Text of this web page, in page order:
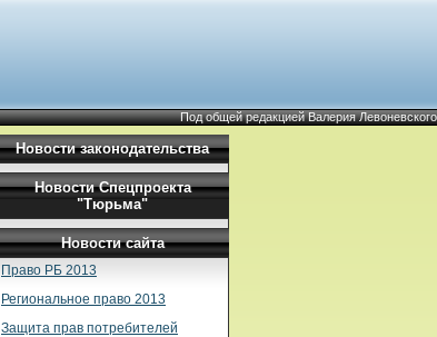
Под общей редакцией Валерия Левоневского
Новости законодательства
Новости Спецпроекта
"Тюрьма"
Новости сайта
Право РБ 2013
Региональное право 2013
Защита прав потребителей